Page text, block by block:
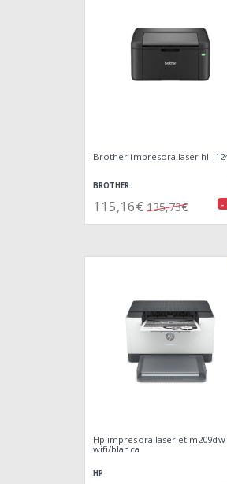
Brother impresora laser hl-
BROTHER
115,16€ 135,73€ -
Hp impresora laserjet m209dw
wifi/blanca
HP